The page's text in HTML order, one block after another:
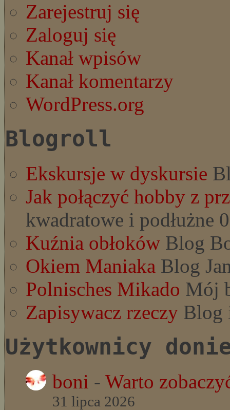
Zarejestruj się
Zaloguj się
Kanał wpisów
Kanał komentarzy
WordPress.org
Blogroll
Ekskursje w dyskursie
Jak połączyć hobby z
kwadratowe i podłużne 0
Kuźnia obłoków Blog
Okiem Maniaka Blog
Polnisches Mikado Mój
Zapisywacz rzeczy Blog
Użytkownicy
boni - Warto
31 lipca 2026